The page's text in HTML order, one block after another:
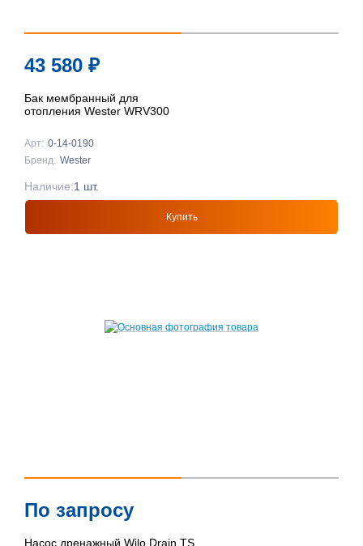
43 580 ₽
Бак мембранный для
отопления Wester WRV300
Арт: 0-14-0190
Бренд: Wester
Купить
Наличие:1 шт.
По запросу
Насос дренажный Wilo Drain TS